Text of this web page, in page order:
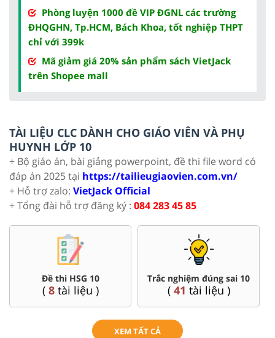
Phòng luyện 1000 đề VIP ĐGNL các trường
ĐHQGHN, Tp.HCM, Bách Khoa, tốt nghiệp THPT
chỉ với 399k
Mã giảm giá 20% sản phẩm sách VietJack
trên Shopee mall
TÀI LIỆU CLC DÀNH CHO GIÁO VIÊN VÀ PHỤ
HUYNH LỚP 10
+ Bộ giáo án, bài giảng powerpoint, đề thi file word có
đáp án 2025 tại https://tailieugiaovien.com.vn/
+ Hỗ trợ zalo: VietJack Official
+ Tổng đài hỗ trợ đăng ký : 084 283 45 85
Đề thi HSG 10
( 8tài liệu )
Trắc nghiệm đúng sai 10
( 41 tài liệu )
XEM TẤT CẢ